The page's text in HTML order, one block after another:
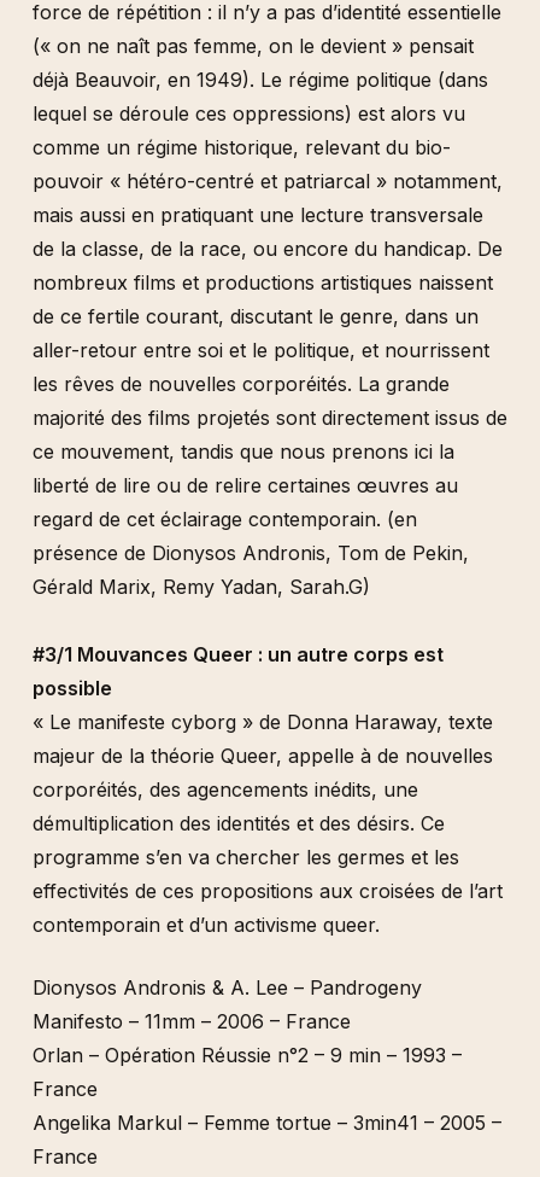
force de répétition : il n’y a pas d’identité essentielle
(« on ne naît pas femme, on le devient » pensait
déjà Beauvoir, en 1949). Le régime politique (dans
lequel se déroule ces oppressions) est alors vu
comme un régime historique, relevant du bio-
pouvoir « hétéro-centré et patriarcal » notamment,
mais aussi en pratiquant une lecture transversale
de la classe, de la race, ou encore du handicap. De
nombreux films et productions artistiques naissent
de ce fertile courant, discutant le genre, dans un
aller-retour entre soi et le politique, et nourrissent
les rêves de nouvelles corporéités. La grande
majorité des films projetés sont directement issus de
ce mouvement, tandis que nous prenons ici la
liberté de lire ou de relire certaines œuvres au
regard de cet éclairage contemporain. (en
présence de Dionysos Andronis, Tom de Pekin,
Gérald Marix, Remy Yadan, Sarah.G)
#3/1 Mouvances Queer : un autre corps est
possible
« Le manifeste cyborg » de Donna Haraway, texte
majeur de la théorie Queer, appelle à de nouvelles
corporéités, des agencements inédits, une
démultiplication des identités et des désirs. Ce
programme s’en va chercher les germes et les
effectivités de ces propositions aux croisées de l’art
contemporain et d’un activisme queer.
Dionysos Andronis & A. Lee – Pandrogeny
Manifesto – 11mm – 2006 – France
Orlan – Opération Réussie n°2 – 9 min – 1993 –
France
Angelika Markul – Femme tortue – 3min41 – 2005 –
France